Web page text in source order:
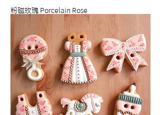
粉磁玫瑰 Porcelain Rose